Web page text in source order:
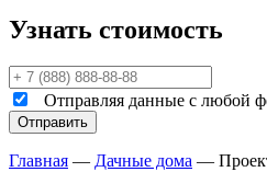
Узнать стоимость
Отправляя данные с любой
Главная — Дачные дома —